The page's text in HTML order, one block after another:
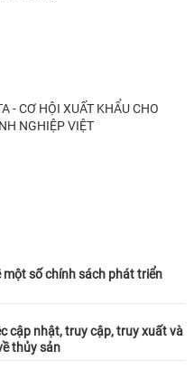
- CƠ HỘI XUẤT KHẨU CHO
NGHIỆP VIỆT
một số chính sách phát triển
cập nhật, truy cập, truy xuất và
thủy sản